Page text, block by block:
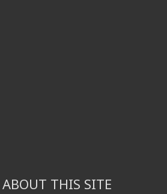
ABOUT THIS SITE